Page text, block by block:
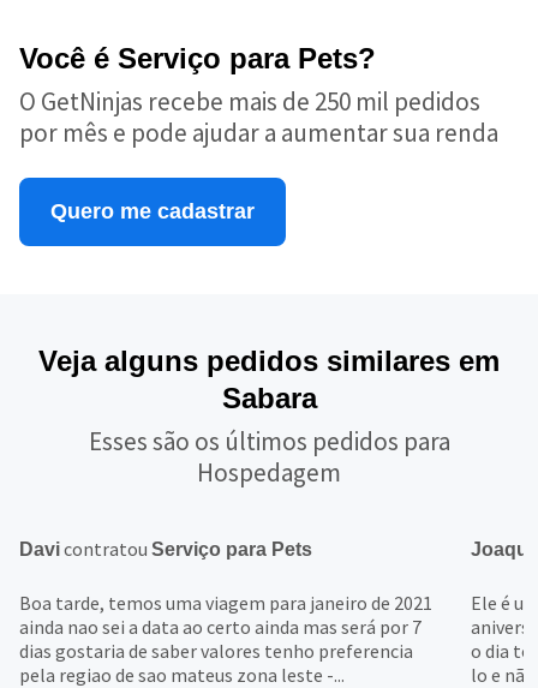
Você é Serviço para Pets?
O GetNinjas recebe mais de 250 mil pedidos
por mês e pode ajudar a aumentar sua renda
Quero me cadastrar
Veja alguns pedidos similares em
Sabara
Esses são os últimos pedidos para
Hospedagem
Davicontratou Serviço para Pets
Boa tarde, temos uma viagem para janeiro de 2021
ainda nao sei a data ao certo ainda mas será por 7
dias gostaria de saber valores tenho preferencia
pela regiao de sao mateus zona leste -...
Ele é
o dia
lo e